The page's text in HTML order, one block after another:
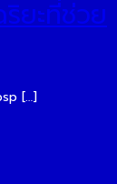
ยะที่ช่วย
[…]